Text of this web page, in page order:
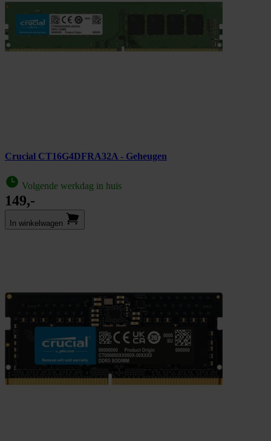
Crucial CT16G4DFRA32A - Geheugen
Volgende werkdag in huis
149,-
In winkel­wagen